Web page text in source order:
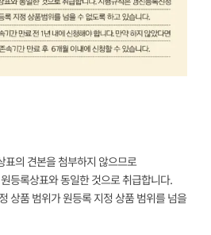
표의 견본을 첨부하지 않으므로
등록상표와 동일한 것으로 취급합니다.
상품 범위가 원등록 지정 상품 범위를 넘을